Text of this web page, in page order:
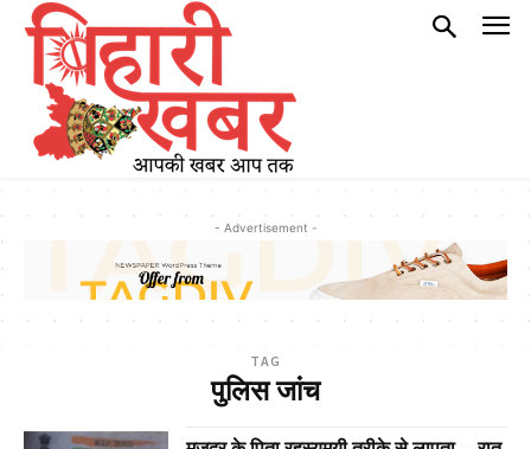
- Advertisement -
TAG
पुलिस जांच